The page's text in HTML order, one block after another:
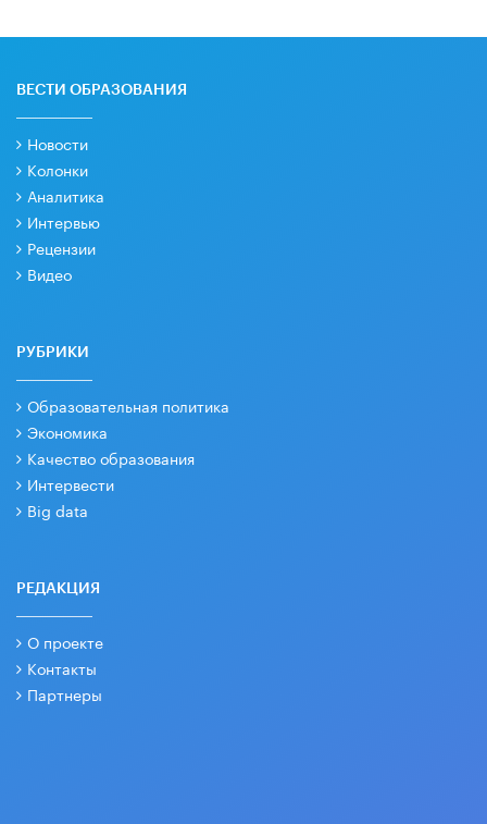
ВЕСТИ ОБРАЗОВАНИЯ
Новости
Колонки
Аналитика
Интервью
Рецензии
Видео
РУБРИКИ
Образовательная политика
Экономика
Качество образования
Интервести
Big data
РЕДАКЦИЯ
О проекте
Контакты
Партнеры